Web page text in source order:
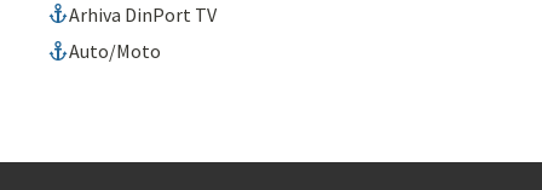
Arhiva DinPort TV
Auto/Moto